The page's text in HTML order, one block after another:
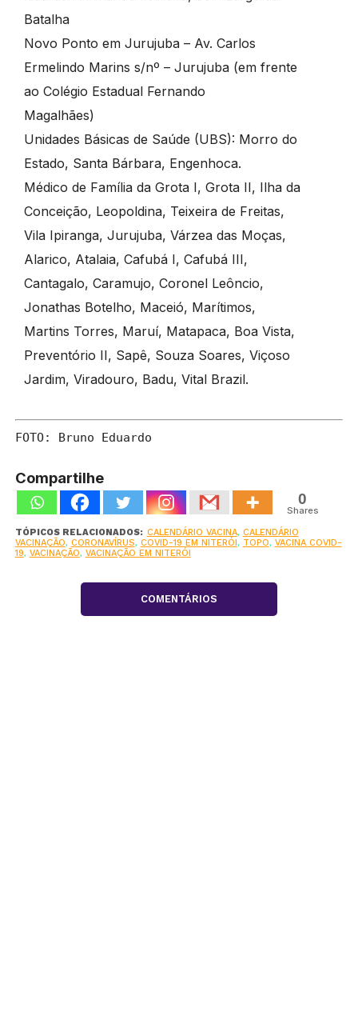
Batalha
Novo Ponto em Jurujuba – Av. Carlos
Ermelindo Marins s/nº – Jurujuba (em frente
ao Colégio Estadual Fernando
Magalhães)
Unidades Básicas de Saúde (UBS): Morro do
Estado, Santa Bárbara, Engenhoca.
Médico de Família da Grota I, Grota II, Ilha da
Conceição, Leopoldina, Teixeira de Freitas,
Vila Ipiranga, Jurujuba, Várzea das Moças,
Alarico, Atalaia, Cafubá I, Cafubá III,
Cantagalo, Caramujo, Coronel Leôncio,
Jonathas Botelho, Maceió, Marítimos,
Martins Torres, Maruí, Matapaca, Boa Vista,
Preventório II, Sapê, Souza Soares, Viçoso
Jardim, Viradouro, Badu, Vital Brazil.
FOTO: Bruno Eduardo
Compartilhe
0
Shares
TÓPICOS RELACIONADOS: CALENDÁRIO VACINA, CALENDÁRIO
VACINAÇÃO, CORONAVÍRUS, COVID-19 EM NITERÓI, TOPO, VACINA COVID-
19, VACINAÇÃO, VACINAÇÃO EM NITERÓI
COMENTÁRIOS